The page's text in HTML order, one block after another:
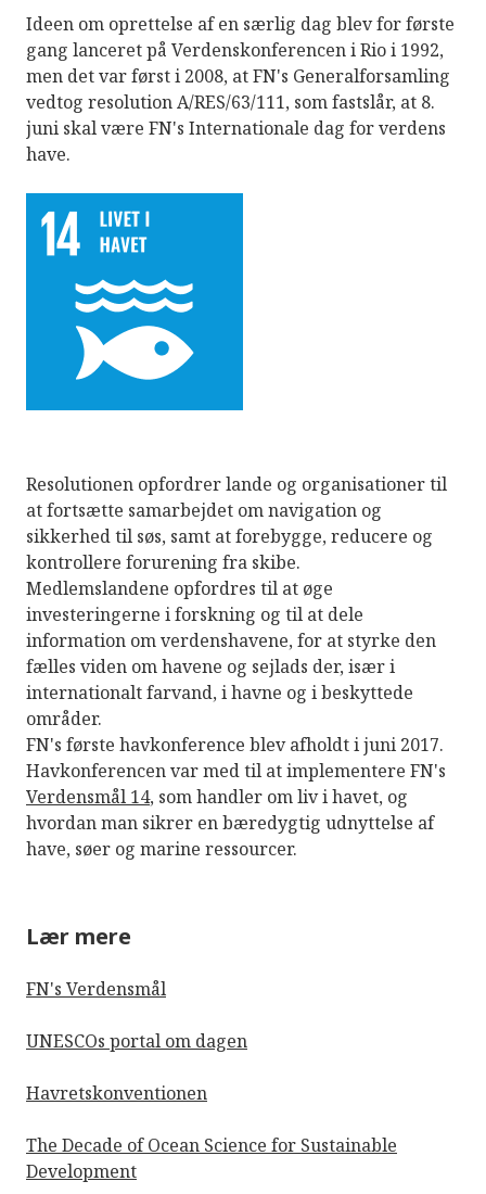
Ideen om oprettelse af en særlig dag blev for første
gang lanceret på Verdenskonferencen i Rio i 1992,
men det var først i 2008, at FN's Generalforsamling
vedtog resolution A/RES/63/111, som fastslår, at 8.
juni skal være FN's Internationale dag for verdens
have.
Resolutionen opfordrer lande og organisationer til
at fortsætte samarbejdet om navigation og
sikkerhed til søs, samt at forebygge, reducere og
kontrollere forurening fra skibe.
Medlemslandene opfordres til at øge
investeringerne i forskning og til at dele
information om verdenshavene, for at styrke den
fælles viden om havene og sejlads der, især i
internationalt farvand, i havne og i beskyttede
områder.
FN's første havkonference blev afholdt i juni 2017.
Havkonferencen var med til at implementere FN's
Verdensmål 14, som handler om liv i havet, og
hvordan man sikrer en bæredygtig udnyttelse af
have, søer og marine ressourcer.
Lær mere
FN's Verdensmål
UNESCOs portal om dagen
Havretskonventionen
The Decade of Ocean Science for Sustainable
Development